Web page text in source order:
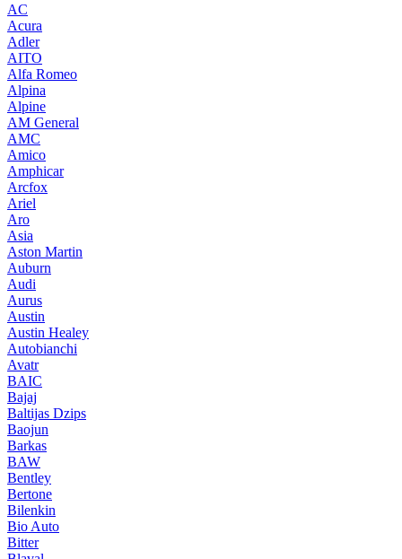
AC
Acura
Adler
AITO
Alfa Romeo
Alpina
Alpine
AM General
AMC
Amico
Amphicar
Arcfox
Ariel
Aro
Asia
Aston Martin
Auburn
Audi
Aurus
Austin
Austin Healey
Autobianchi
Avatr
BAIC
Bajaj
Baltijas Dzips
Baojun
Barkas
BAW
Bentley
Bertone
Bilenkin
Bio Auto
Bitter